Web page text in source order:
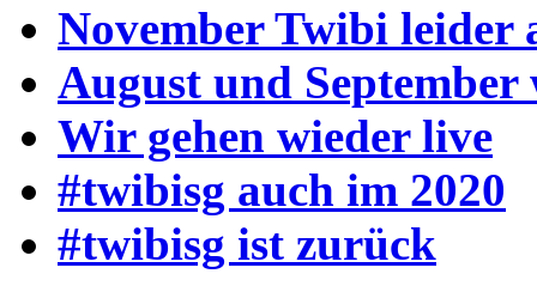
November Twibi leider
August und
Wir gehen wieder live
#twibisg auch im 2020
#twibisg ist zurück